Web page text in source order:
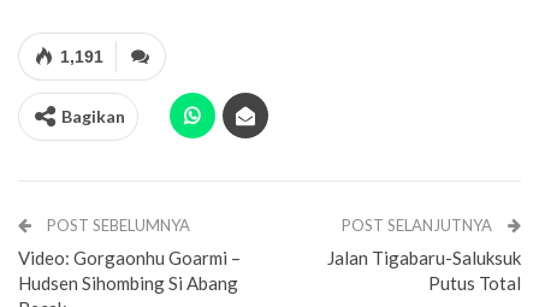
1,191
Bagikan
POST SEBELUMNYA
Video: Gorgaonhu Goarmi –
Hudsen Sihombing Si Abang
POST SELANJUTNYA
Jalan Tigabaru-Saluksuk
Putus Total